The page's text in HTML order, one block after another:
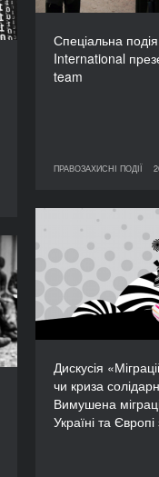
Спеціальна
International
team
ПРАВОЗАХИСНІ ПОДІЇ
26 березня 2016
Дискусія
чи криза
Вимушена
Україні та
Дискусія
міграція
Європі